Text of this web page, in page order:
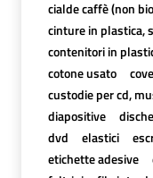
cialde caffè (non
cinture in plastica,
contenitori in
cotone usato
custodie per cd,
diapositive
dvd
elastici
etichette adesive